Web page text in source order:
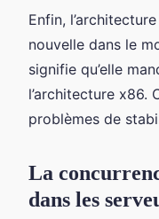
Enfin,
nouvelle dans le
signifie qu’elle
l’architecture x86.
problèmes de
La
dans les